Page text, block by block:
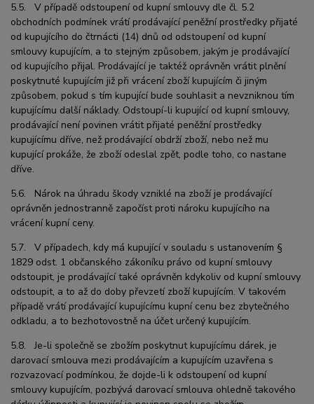
5.5. V případě odstoupení od kupní smlouvy dle čl. 5.2
obchodních podmínek vrátí prodávající peněžní prostředky přijaté
od kupujícího do čtrnácti (14) dnů od odstoupení od kupní
smlouvy kupujícím, a to stejným způsobem, jakým je prodávající
od kupujícího přijal. Prodávající je taktéž oprávněn vrátit plnění
poskytnuté kupujícím již při vrácení zboží kupujícím či jiným
způsobem, pokud s tím kupující bude souhlasit a nevzniknou tím
kupujícímu další náklady. Odstoupí-li kupující od kupní smlouvy,
prodávající není povinen vrátit přijaté peněžní prostředky
kupujícímu dříve, než prodávající obdrží zboží, nebo než mu
kupující prokáže, že zboží odeslal zpět, podle toho, co nastane
dříve.
5.6. Nárok na úhradu škody vzniklé na zboží je prodávající
oprávněn jednostranně započíst proti nároku kupujícího na
vrácení kupní ceny.
5.7. V případech, kdy má kupující v souladu s ustanovením §
1829 odst. 1 občanského zákoníku právo od kupní smlouvy
odstoupit, je prodávající také oprávněn kdykoliv od kupní smlouvy
odstoupit, a to až do doby převzetí zboží kupujícím. V takovém
případě vrátí prodávající kupujícímu kupní cenu bez zbytečného
odkladu, a to bezhotovostně na účet určený kupujícím.
5.8. Je-li společně se zbožím poskytnut kupujícímu dárek, je
darovací smlouva mezi prodávajícím a kupujícím uzavřena s
rozvazovací podmínkou, že dojde-li k odstoupení od kupní
smlouvy kupujícím, pozbývá darovací smlouva ohledně takového